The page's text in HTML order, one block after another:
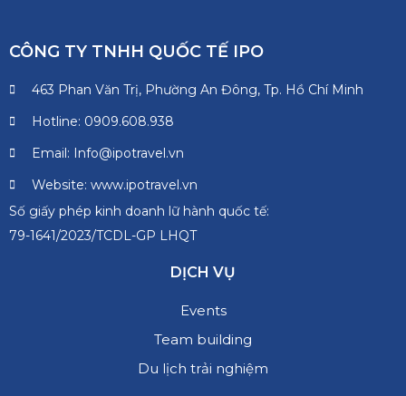
CÔNG TY TNHH QUỐC TẾ IPO
463 Phan Văn Trị, Phường An Đông, Tp. Hồ Chí Minh
Hotline: 0909.608.938
Email: Info@ipotravel.vn
Website: www.ipotravel.vn
Số giấy phép kinh doanh lữ hành quốc tế:
79-1641/2023/TCDL-GP LHQT
DỊCH VỤ
Events
Team building
Du lịch trải nghiệm